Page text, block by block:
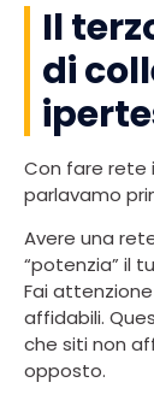
Il
di
Con fare rete
parlavamo
Avere una
“potenzia” il
Fai
affidabili.
che siti non
opposto.